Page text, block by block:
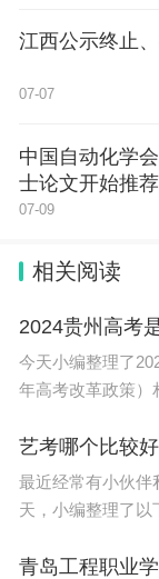
江西公示终止
07-07
中国自动化学
士论文开始推荐
07-09
相关阅读
今天小编整理了
年高考改革政策）
数学、外语3门课
艺考哪个比较
最近经常有小伙伴
天，小编整理了以下
度，通过率高 美术